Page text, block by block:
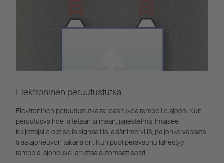
Elektroninen peruutustutka
Elektroninen peruutustutka tarjoaa tukea rampeille ajoon. Kun
peruutusvaihde laitetaan silmään, järjestelmä ilmaisee
kuljettajalle optisella signaalilla ja äänimerkillä, paljonko vapaata
tilaa ajoneuvon takana on. Kun puoliperävaunu lähestyy
ramppia, ajoneuvo jarruttaa automaattisesti.